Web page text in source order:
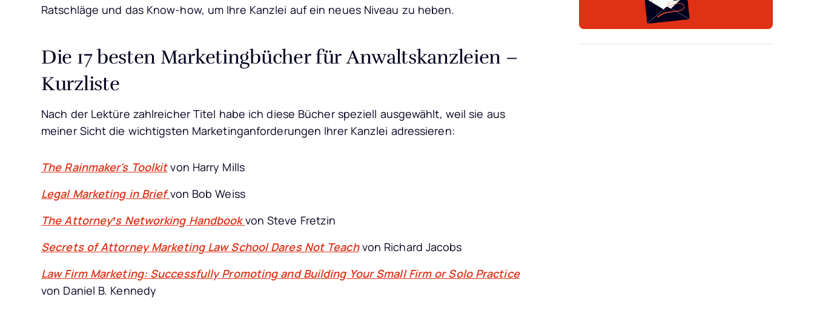
Ratschläge und das Know-how, um Ihre Kanzlei auf ein neues Niveau zu heben.
Die 17 besten Marketingbücher für Anwaltskanzleien –
Kurzliste
Nach der Lektüre zahlreicher Titel habe ich diese Bücher speziell ausgewählt, weil sie aus
meiner Sicht die wichtigsten Marketinganforderungen Ihrer Kanzlei adressieren:
The Rainmaker's Toolkitvon Harry Mills
Legal Marketing in Brief von Bob Weiss
The Attorney’s Networking Handbook von Steve Fretzin
Secrets of Attorney Marketing Law School Dares Not Teachvon Richard Jacobs
Law Firm Marketing: Successfully Promoting and Building Your Small Firm or Solo Practice
von Daniel B. Kennedy